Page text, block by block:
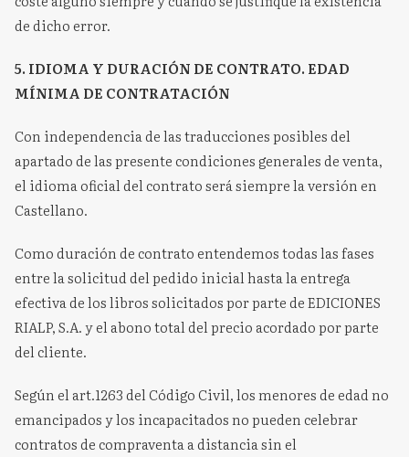
de dicho error.
5. IDIOMA Y DURACIÓN DE CONTRATO. EDAD
MÍNIMA DE CONTRATACIÓN
Con independencia de las traducciones posibles del
apartado de las presente condiciones generales de venta,
el idioma oficial del contrato será siempre la versión en
Castellano.
Como duración de contrato entendemos todas las fases
entre la solicitud del pedido inicial hasta la entrega
efectiva de los libros solicitados por parte de EDICIONES
RIALP, S.A. y el abono total del precio acordado por parte
del cliente.
Según el art.1263 del Código Civil, los menores de edad no
emancipados y los incapacitados no pueden celebrar
contratos de compraventa a distancia sin el